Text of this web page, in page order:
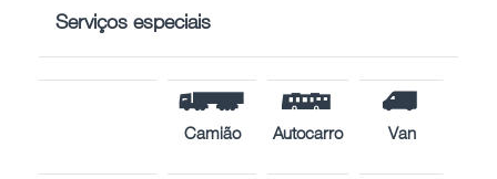
Serviços especiais
Camião Autocarro Van